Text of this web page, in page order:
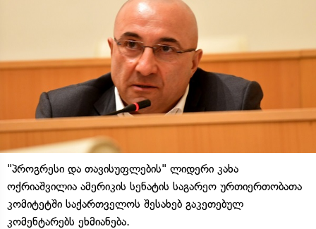
"პროგრესი და თავისუფლების" ლიდერი კახა
ოქრიაშვილია ამერიკის სენატის საგარეო ურთიერთობათა
კომიტეტში საქართველოს შესახებ გაკეთებულ
კომენტარებს ეხმიანება.